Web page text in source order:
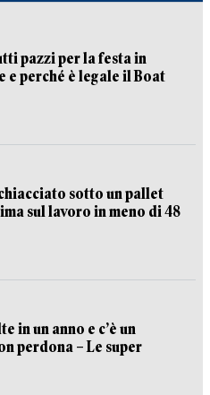
pazzi per la festa in
e perché è legale il Boat
sotto un pallet
sul lavoro in meno di 48
in un anno e c’è un
perdona – Le super